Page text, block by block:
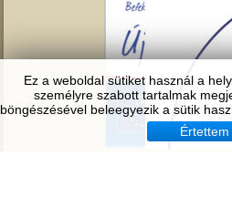
Ez a weboldal sütiket használ a
személyre szabott tartalmak
böngészésével beleegyezik a sütik
Értettem